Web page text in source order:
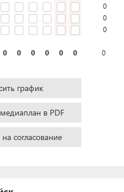
0
0
0
0 0 0 0 0 0 0
график
в PDF
согласование